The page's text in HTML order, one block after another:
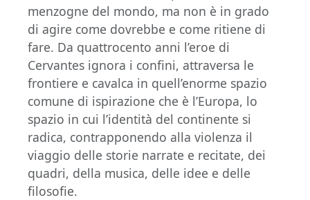
menzogne del mondo, ma non è in grado
di agire come dovrebbe e come ritiene di
fare. Da quattrocento anni l’eroe di
Cervantes ignora i confini, attraversa le
frontiere e cavalca in quell’enorme spazio
comune di ispirazione che è l’Europa, lo
spazio in cui l’identità del continente si
radica, contrapponendo alla violenza il
viaggio delle storie narrate e recitate, dei
quadri, della musica, delle idee e delle
filosofie.